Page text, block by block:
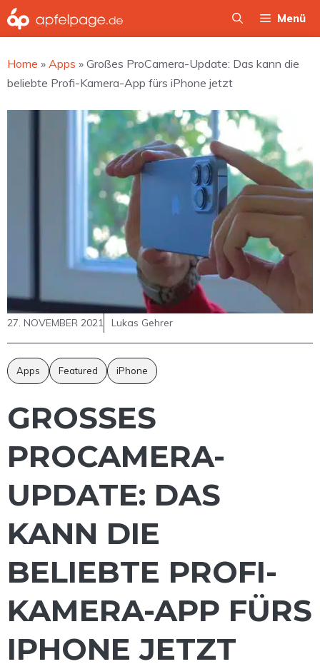
Zum
Inhalt
Menü
Home » Apps » Großes ProCamera-Update: Das kann die
beliebte Profi-Kamera-App fürs iPhone jetzt
27. NOVEMBER 2021 Lukas Gehrer
Apps Featured iPhone
GROSSES P
ROCAMERA-U
PDATE: DAS K
ANN DIE B
ELIEBTE PROFI-K
AMERA-APP FÜRS I
PHONE JETZT